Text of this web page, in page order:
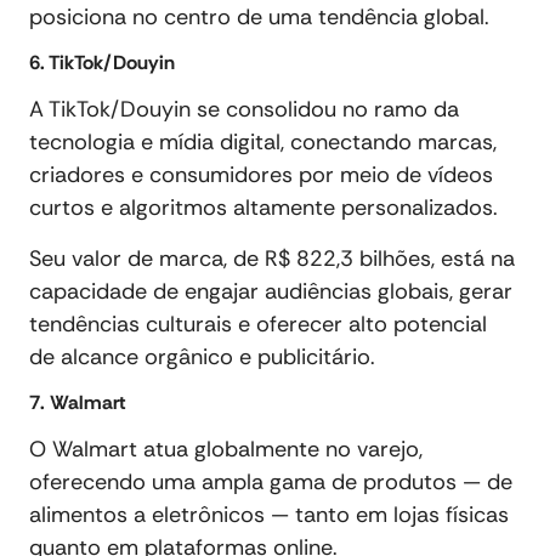
posiciona no centro de uma tendência global.
6. TikTok/Douyin
A TikTok/Douyin se consolidou no ramo da
tecnologia e mídia digital, conectando marcas,
criadores e consumidores por meio de vídeos
curtos e algoritmos altamente personalizados.
Seu valor de marca, de R$ 822,3 bilhões, está na
capacidade de engajar audiências globais, gerar
tendências culturais e oferecer alto potencial
de alcance orgânico e publicitário.
7. Walmart
O Walmart atua globalmente no varejo,
oferecendo uma ampla gama de produtos — de
alimentos a eletrônicos — tanto em lojas físicas
quanto em plataformas online.